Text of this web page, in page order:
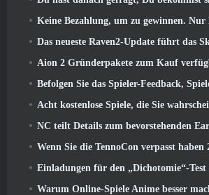
Keine Bezahlung, um zu gewinnen. Nur Ragnarok. Origin
Das neueste Raven2-Update führt das Skill Awakening System ein, Geben Sie den Spielern mehr
Aion 2 Gründerpakete zum Kauf verfügbar, Komplett mit
Befolgen Sie das Spieler-Feedback, Spieler von League Of Legends Classic
Acht kostenlose Spiele, die Sie wahrscheinlich übersehen haben und die
NC teilt Details zum bevorstehenden Early
Wenn Sie die TennoCon verpasst haben 2026, Digital
Einladungen für den „Dichotomie“-Test im
Warum Online-Spiele Anime besser